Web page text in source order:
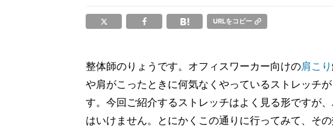
URLをコピー
整体師のりょうです。オフィスワーカー向けの肩こり
や肩がこったときに何気なくやっているストレッチ
す。今回ご紹介するストレッチはよく見る形ですが
はいけません。とにかくこの通りに行ってみて、そ